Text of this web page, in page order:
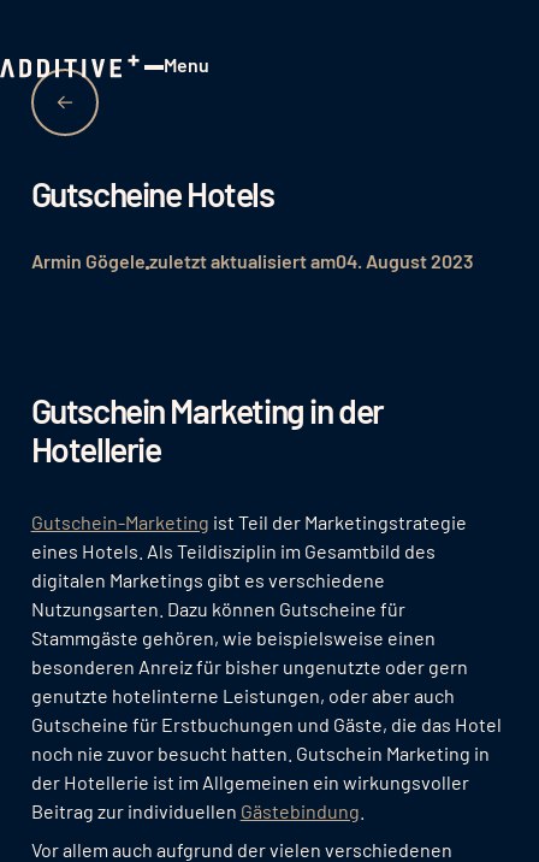
Menu
Gutscheine Hotels
Armin Gögelezuletzt aktualisiert am04. August 2023
Gutschein Marketing in der
Hotellerie
Gutschein-Marketing ist Teil der Marketingstrategie
eines Hotels. Als Teildisziplin im Gesamtbild des
digitalen Marketings gibt es verschiedene
Nutzungsarten. Dazu können Gutscheine für
Stammgäste gehören, wie beispielsweise einen
besonderen Anreiz für bisher ungenutzte oder gern
genutzte hotelinterne Leistungen, oder aber auch
Gutscheine für Erstbuchungen und Gäste, die das Hotel
noch nie zuvor besucht hatten. Gutschein Marketing in
der Hotellerie ist im Allgemeinen ein wirkungsvoller
Beitrag zur individuellen Gästebindung
Vor allem auch aufgrund der vielen verschiedenen